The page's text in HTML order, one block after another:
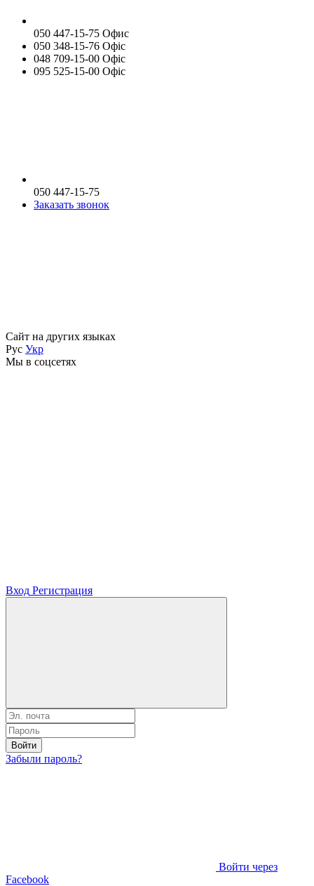
050 447-15-75 Офис
050 348-15-76 Офіс
048 709-15-00 Офіс
095 525-15-00 Офіс
050 447-15-75
Заказать звонок
Сайт на других языках
Рус Укр
Мы в соцсетях
Вход Регистрация
Войти
Забыли пароль?
Войти через
Facebook